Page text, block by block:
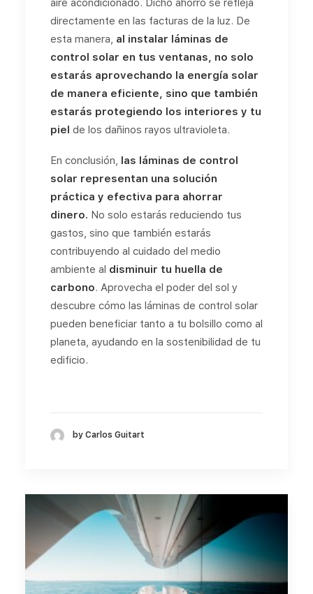
aire acondicionado. Dicho ahorro se refleja
directamente en las facturas de la luz. De
esta manera, al instalar láminas de
control solar en tus ventanas, no solo
estarás aprovechando la energía solar
de manera eficiente, sino que también
estarás protegiendo los interiores y tu
piel de los dañinos rayos ultravioleta.
En conclusión, las láminas de control
solar representan una solución
práctica y efectiva para ahorrar
dinero. No solo estarás reduciendo tus
gastos, sino que también estarás
contribuyendo al cuidado del medio
ambiente al disminuir tu huella de
carbono. Aprovecha el poder del sol y
descubre cómo las láminas de control solar
pueden beneficiar tanto a tu bolsillo como al
planeta, ayudando en la sostenibilidad de tu
edificio.
by Carlos Guitart